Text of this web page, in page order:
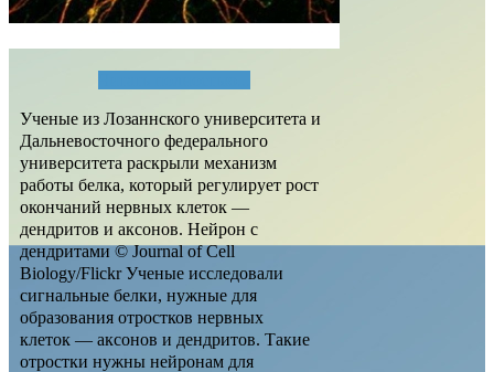
Ученые из Лозаннского университета и
Дальневосточного федерального
университета раскрыли механизм
работы белка, который регулирует рост
окончаний нервных клеток —
дендритов и аксонов. Нейрон с
дендритами © Journal of Cell
Biology/Flickr Ученые исследовали
сигнальные белки, нужные для
образования отростков нервных
клеток — аксонов и дендритов. Такие
отростки нужны нейронам для